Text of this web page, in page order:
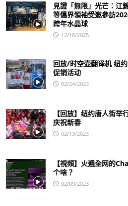
見證「無限」光芒：江
等僑界領袖受邀參訪
跨年水晶球
12/18/2025
回放/时空壶翻译机 纽
促销活动
02/24/2023
【回放】纽约唐人街举
庆祝新春
02/13/2023
【視頻】火遍全网的
个啥？
02/09/2023